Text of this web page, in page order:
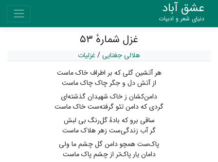
عشق آباد
دنیای شعر و ادبیات
غزل شمارهٔ ۵۳
هلالی جغتایی/ غزلیات
هر آتشین گلی که بر اطراف خاک ماست
از آتش دل و جگر چاک چاک ماست
دامن‌کشان ز خاک شهیدان گذشته‌ای
گردی که دامن تئو گرفته‌ست خاک ماست
ساقی برو که بادهٔ گل‌رنگ بی لبش
گر آب زندگی‌ست زهر هلاک ماست
پاک‌ست همچو دامن گل چشم ما ولی
دامان یار پاک‌تر از چشم پاک ماست